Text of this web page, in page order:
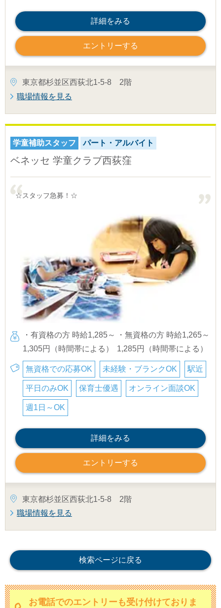
詳細をみる
エントリーする
東京都杉並区西荻北1-5-8 2階
職場情報を見る
学童補助スタッフ パート・アルバイト
ベネッセ 学童クラブ西荻窪
☆スタッフ急募！☆
・有資格の方 時給1,285～
1,305円（時間帯による）
・無資格の方 時給1,265～
1,285円（時間帯による）
無資格での応募OK 未経験・ブランクOK 駅近
平日のみOK 保育士優遇 オンライン面談OK
週1日～OK
詳細をみる
エントリーする
東京都杉並区西荻北1-5-8 2階
職場情報を見る
検索ページに戻る
お電話でのエントリーも受け付けておりま